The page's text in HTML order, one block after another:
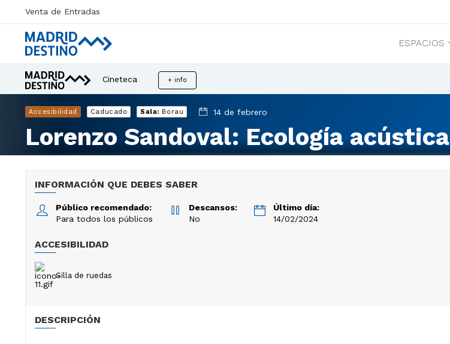
Venta de Entradas
ESPACIOS
Cineteca + info
Accesibilidad Caducado Sala: Borau 14 de febrero
Lorenzo Sandoval: Ecología acústica
INFORMACIÓN QUE DEBES SABER
Público recomendado:
Para todos los públicos
Descansos:
No
Último día:
14/02/2024
ACCESIBILIDAD
Silla de ruedas
DESCRIPCIÓN